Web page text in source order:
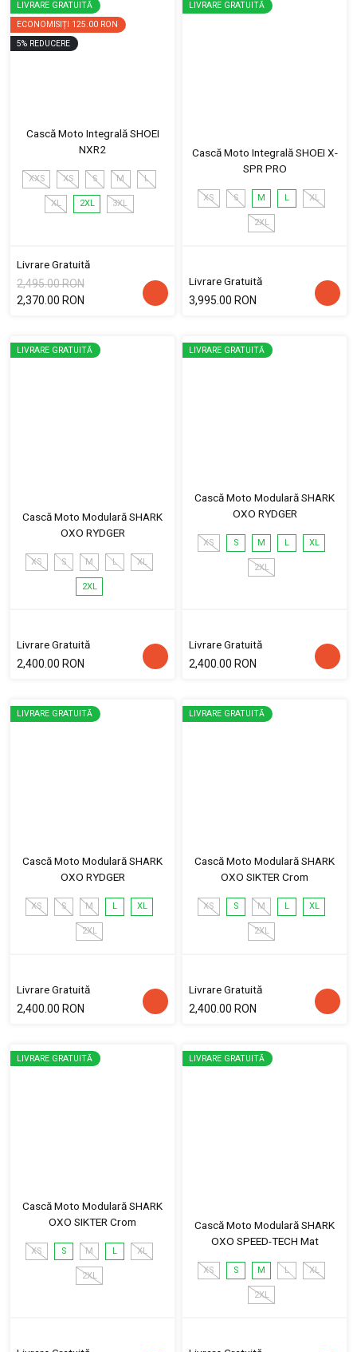
LIVRARE GRATUITĂ
ECONOMISIȚI 125.00 RON
5% REDUCERE
Cască Moto Integrală SHOEI
NXR2
XXS XS S M L
XL 2XL 3XL
Livrare Gratuită
2,495.00 RON
2,370.00 RON
LIVRARE GRATUITĂ
Cască Moto Integrală SHOEI X-
SPR PRO
XS S M L XL
2XL
Livrare Gratuită
3,995.00 RON
LIVRARE GRATUITĂ
Cască Moto Modulară SHARK
OXO RYDGER
XS S M L XL
2XL
Livrare Gratuită
2,400.00 RON
LIVRARE GRATUITĂ
Cască Moto Modulară SHARK
OXO RYDGER
XS S M L XL
2XL
Livrare Gratuită
2,400.00 RON
LIVRARE GRATUITĂ
Cască Moto Modulară SHARK
OXO RYDGER
XS S M L XL
2XL
Livrare Gratuită
2,400.00 RON
LIVRARE GRATUITĂ
Cască Moto Modulară SHARK
OXO SIKTER Crom
XS S M L XL
2XL
Livrare Gratuită
2,400.00 RON
LIVRARE GRATUITĂ
Cască Moto Modulară SHARK
OXO SIKTER Crom
XS S M L XL
2XL
LIVRARE GRATUITĂ
Cască Moto Modulară SHARK
OXO SPEED-TECH Mat
XS S M L XL
2XL